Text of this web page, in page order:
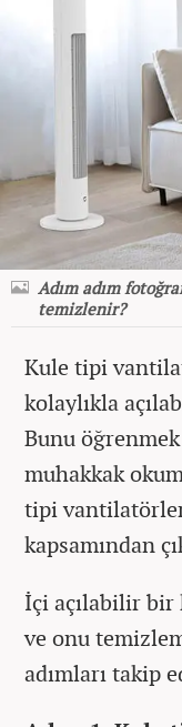
Adım adım
temizlenir?
Kule tipi
kolaylıkla
Bunu
muhakkak
tipi
kapsamından
İçi açılabilir
ve onu
adımları takip